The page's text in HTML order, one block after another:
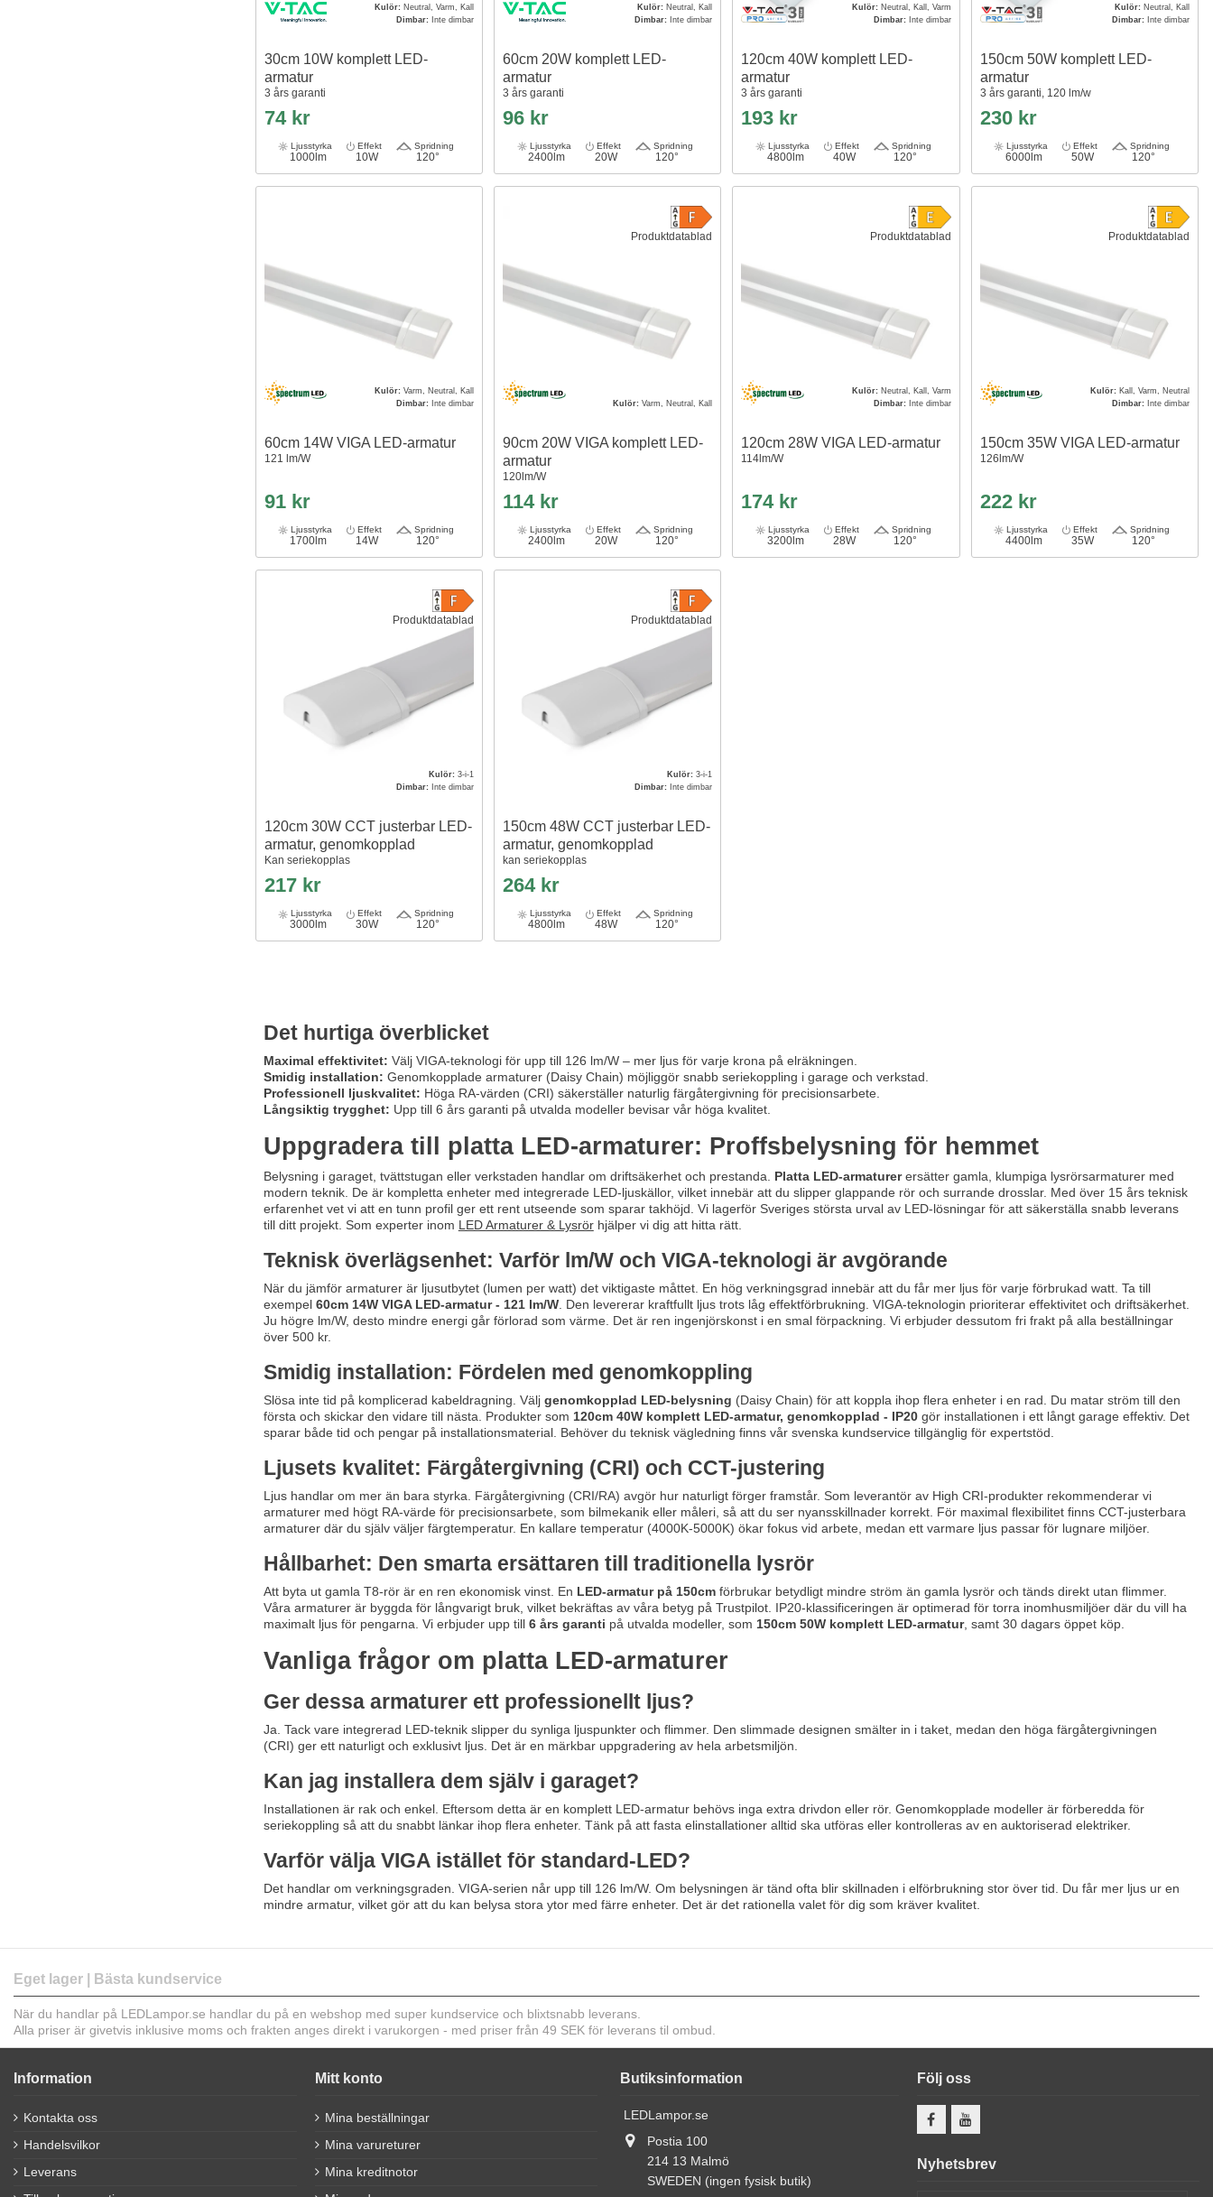
Kulör:Neutral, Varm, Kall
Dimbar:Inte dimbar
30cm 10W komplett LED-
armatur
3 års garanti
74 kr
Ljusstyrka
1000lm
Effekt
10W
Spridning
120°
Kulör:Neutral, Kall
Dimbar:Inte dimbar
60cm 20W komplett LED-
armatur
3 års garanti
96 kr
Ljusstyrka
2400lm
Effekt
20W
Spridning
120°
Kulör: Neutral, Kall, Varm
Dimbar: Inte dimbar
120cm 40W komplett LED-
armatur
3 års garanti
193 kr
Ljusstyrka
4800lm
Effekt
40W
Spridning
120°
Kulör: Neutral, Kall
Dimbar: Inte dimbar
150cm 50W komplett LED-
armatur
3 års garanti, 120 lm/w
230 kr
Ljusstyrka
6000lm
Effekt
50W
Spridning
120°
Kulör:Varm, Neutral, Kall
Dimbar:Inte dimbar
60cm 14W VIGA LED-armatur
121 lm/W
91 kr
Ljusstyrka
1700lm
Effekt
14W
Spridning
120°
Produktdatablad
Kulör:Varm, Neutral, Kall
90cm 20W VIGA komplett LED-
armatur
120lm/W
114 kr
Ljusstyrka
2400lm
Effekt
20W
Spridning
120°
Produktdatablad
Kulör: Neutral, Kall, Varm
Dimbar: Inte dimbar
120cm 28W VIGA LED-armatur
114lm/W
174 kr
Ljusstyrka
3200lm
Effekt
28W
Spridning
120°
Produktdatablad
Kulör: Kall, Varm, Neutral
Dimbar: Inte dimbar
150cm 35W VIGA LED-armatur
126lm/W
222 kr
Ljusstyrka
4400lm
Effekt
35W
Spridning
120°
Produktdatablad
Kulör:3-i-1
Dimbar:Inte dimbar
120cm 30W CCT justerbar LED-
armatur, genomkopplad
Kan seriekopplas
217 kr
Ljusstyrka
3000lm
Effekt
30W
Spridning
120°
Produktdatablad
Kulör:3-i-1
Dimbar:Inte dimbar
150cm 48W CCT justerbar LED-
armatur, genomkopplad
kan seriekopplas
264 kr
Ljusstyrka
4800lm
Effekt
48W
Spridning
120°
Det hurtiga överblicket
Maximal effektivitet: Välj VIGA-teknologi för upp till 126 lm/W – mer ljus för varje krona på elräkningen.
Smidig installation: Genomkopplade armaturer (Daisy Chain) möjliggör snabb seriekoppling i garage och verkstad.
Professionell ljuskvalitet: Höga RA-värden (CRI) säkerställer naturlig färgåtergivning för precisionsarbete.
Långsiktig trygghet: Upp till 6 års garanti på utvalda modeller bevisar vår höga kvalitet.
Uppgradera till platta LED-armaturer: Proffsbelysning för hemmet
Belysning i garaget, tvättstugan eller verkstaden handlar om driftsäkerhet och prestanda. Platta LED-armaturerersätter gamla, klumpiga lysrörsarmaturer med
modern teknik. De är kompletta enheter med integrerade LED-ljuskällor, vilket innebär att du slipper glappande rör och surrande drosslar. Med över 15 års teknisk
erfarenhet vet vi att en tunn profil ger ett rent utseende som sparar takhöjd. Vi lagerför Sveriges största urval av LED-lösningar för att säkerställa snabb leverans
till ditt projekt. Som experter inom LED Armaturer & Lysrörhjälper vi dig att hitta rätt.
Teknisk överlägsenhet: Varför lm/W och VIGA-teknologi är avgörande
När du jämför armaturer är ljusutbytet (lumen per watt) det viktigaste måttet. En hög verkningsgrad innebär att du får mer ljus för varje förbrukad watt. Ta till
exempel 60cm 14W VIGA LED-armatur - 121 lm/W. Den levererar kraftfullt ljus trots låg effektförbrukning. VIGA-teknologin prioriterar effektivitet och driftsäkerhet.
Ju högre lm/W, desto mindre energi går förlorad som värme. Det är ren ingenjörskonst i en smal förpackning. Vi erbjuder dessutom fri frakt på alla beställningar
över 500 kr.
Smidig installation: Fördelen med genomkoppling
Slösa inte tid på komplicerad kabeldragning. Välj genomkopplad LED-belysning (Daisy Chain) för att koppla ihop flera enheter i en rad. Du matar ström till den
första och skickar den vidare till nästa. Produkter som 120cm 40W komplett LED-armatur, genomkopplad - IP20gör installationen i ett långt garage effektiv. Det
sparar både tid och pengar på installationsmaterial. Behöver du teknisk vägledning finns vår svenska kundservice tillgänglig för expertstöd.
Ljusets kvalitet: Färgåtergivning (CRI) och CCT-justering
Ljus handlar om mer än bara styrka. Färgåtergivning (CRI/RA) avgör hur naturligt förger framstår. Som leverantör av High CRI-produkter rekommenderar vi
armaturer med högt RA-värde för precisionsarbete, som bilmekanik eller måleri, så att du ser nyansskillnader korrekt. För maximal flexibilitet finns CCT-justerbara
armaturer där du själv väljer färgtemperatur. En kallare temperatur (4000K-5000K) ökar fokus vid arbete, medan ett varmare ljus passar för lugnare miljöer.
Hållbarhet: Den smarta ersättaren till traditionella lysrör
Att byta ut gamla T8-rör är en ren ekonomisk vinst. En LED-armatur på 150cmförbrukar betydligt mindre ström än gamla lysrör och tänds direkt utan flimmer.
Våra armaturer är byggda för långvarigt bruk, vilket bekräftas av våra betyg på Trustpilot. IP20-klassificeringen är optimerad för torra inomhusmiljöer där du vill ha
maximalt ljus för pengarna. Vi erbjuder upp till 6 års garanti på utvalda modeller, som 150cm 50W komplett LED-armatur, samt 30 dagars öppet köp.
Vanliga frågor om platta LED-armaturer
Ger dessa armaturer ett professionellt ljus?
Ja. Tack vare integrerad LED-teknik slipper du synliga ljuspunkter och flimmer. Den slimmade designen smälter in i taket, medan den höga färgåtergivningen
(CRI) ger ett naturligt och exklusivt ljus. Det är en märkbar uppgradering av hela arbetsmiljön.
Kan jag installera dem själv i garaget?
Installationen är rak och enkel. Eftersom detta är en komplett LED-armatur behövs inga extra drivdon eller rör. Genomkopplade modeller är förberedda för
seriekoppling så att du snabbt länkar ihop flera enheter. Tänk på att fasta elinstallationer alltid ska utföras eller kontrolleras av en auktoriserad elektriker.
Varför välja VIGA istället för standard-LED?
Det handlar om verkningsgraden. VIGA-serien når upp till 126 lm/W. Om belysningen är tänd ofta blir skillnaden i elförbrukning stor över tid. Du får mer ljus ur en
mindre armatur, vilket gör att du kan belysa stora ytor med färre enheter. Det är det rationella valet för dig som kräver kvalitet.
Eget lager | Bästa kundservice
När du handlar på LEDLampor.se handlar du på en webshop med super kundservice och blixtsnabb leverans.
Alla priser är givetvis inklusive moms och frakten anges direkt i varukorgen - med priser från 49 SEK för leverans til ombud.
Information
Kontakta oss
Handelsvilkor
Leverans
Mitt konto
Mina beställningar
Mina varureturer
Mina kreditnotor
Butiksinformation
LEDLampor.se
Postia 100
214 13 Malmö
SWEDEN (ingen fysisk butik)
Följ oss
Nyhetsbrev